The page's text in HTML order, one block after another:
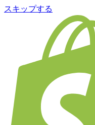
スキップする